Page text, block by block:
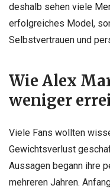
deshalb sehen viele
erfolgreiches Model,
Selbstvertrauen und
Wie Alex
weniger
Viele Fans wollten
Gewichtsverlust
Aussagen begann ihre
mehreren Jahren.